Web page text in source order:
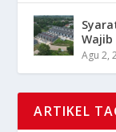
Wajib
Agu 2,
ARTIKEL